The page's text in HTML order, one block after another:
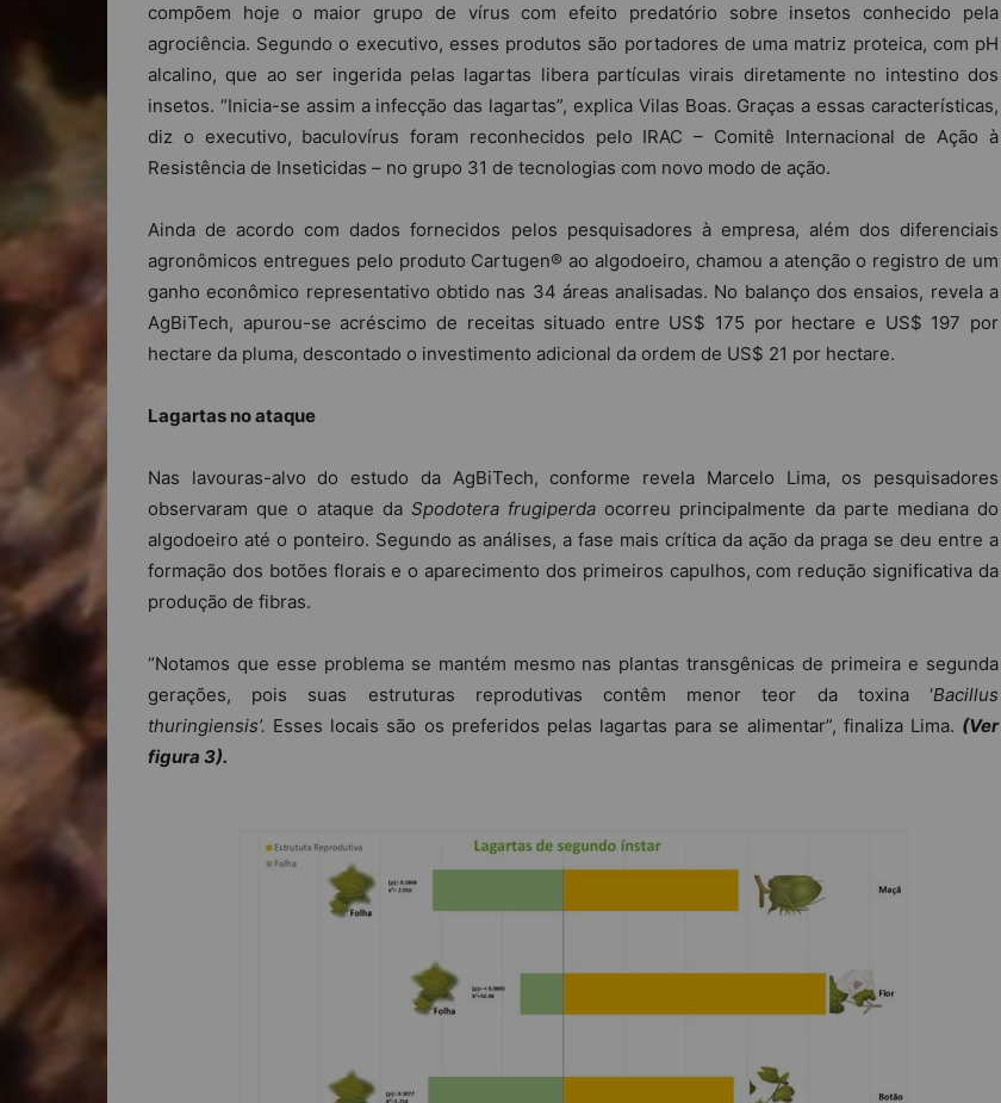
compõem hoje o maior grupo de vírus com efeito predatório sobre insetos conhecido pela
agrociência. Segundo o executivo, esses produtos são portadores de uma matriz proteica, com pH
alcalino, que ao ser ingerida pelas lagartas libera partículas virais diretamente no intestino dos
insetos. “Inicia-se assim a infecção das lagartas”, explica Vilas Boas. Graças a essas características,
diz o executivo, baculovírus foram reconhecidos pelo IRAC – Comitê Internacional de Ação à
Resistência de Inseticidas – no grupo 31 de tecnologias com novo modo de ação.
Ainda de acordo com dados fornecidos pelos pesquisadores à empresa, além dos diferenciais
agronômicos entregues pelo produto Cartugen® ao algodoeiro, chamou a atenção o registro de um
ganho econômico representativo obtido nas 34 áreas analisadas. No balanço dos ensaios, revela a
AgBiTech, apurou-se acréscimo de receitas situado entre US$ 175 por hectare e US$ 197 por
hectare da pluma, descontado o investimento adicional da ordem de US$ 21 por hectare.
Lagartas no ataque
Nas lavouras-alvo do estudo da AgBiTech, conforme revela Marcelo Lima, os pesquisadores
observaram que o ataque da Spodotera frugiperda ocorreu principalmente da parte mediana do
algodoeiro até o ponteiro. Segundo as análises, a fase mais crítica da ação da praga se deu entre a
formação dos botões florais e o aparecimento dos primeiros capulhos, com redução significativa da
produção de fibras.
“Notamos que esse problema se mantém mesmo nas plantas transgênicas de primeira e segunda
gerações, pois suas estruturas reprodutivas contêm menor teor da toxina ‘Bacillus
thuringiensis’. Esses locais são os preferidos pelas lagartas para se alimentar”, finaliza Lima. (Ver
figura 3).